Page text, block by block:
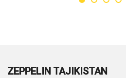
ZEPPELIN TAJIKISTAN